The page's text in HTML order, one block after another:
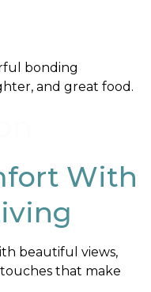
bonding
and great food.
With
beautiful views,
that make